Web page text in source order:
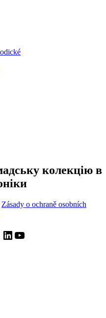
колекцію в
Zásady o ochraně osobních
LinkedIn
YouTube